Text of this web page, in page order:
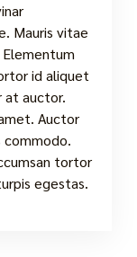
Mauris vitae
id aliquet
at auctor.
Auctor
tortor
egestas.